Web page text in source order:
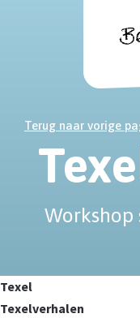
Terug naar vorige
Texel
Texelverhalen